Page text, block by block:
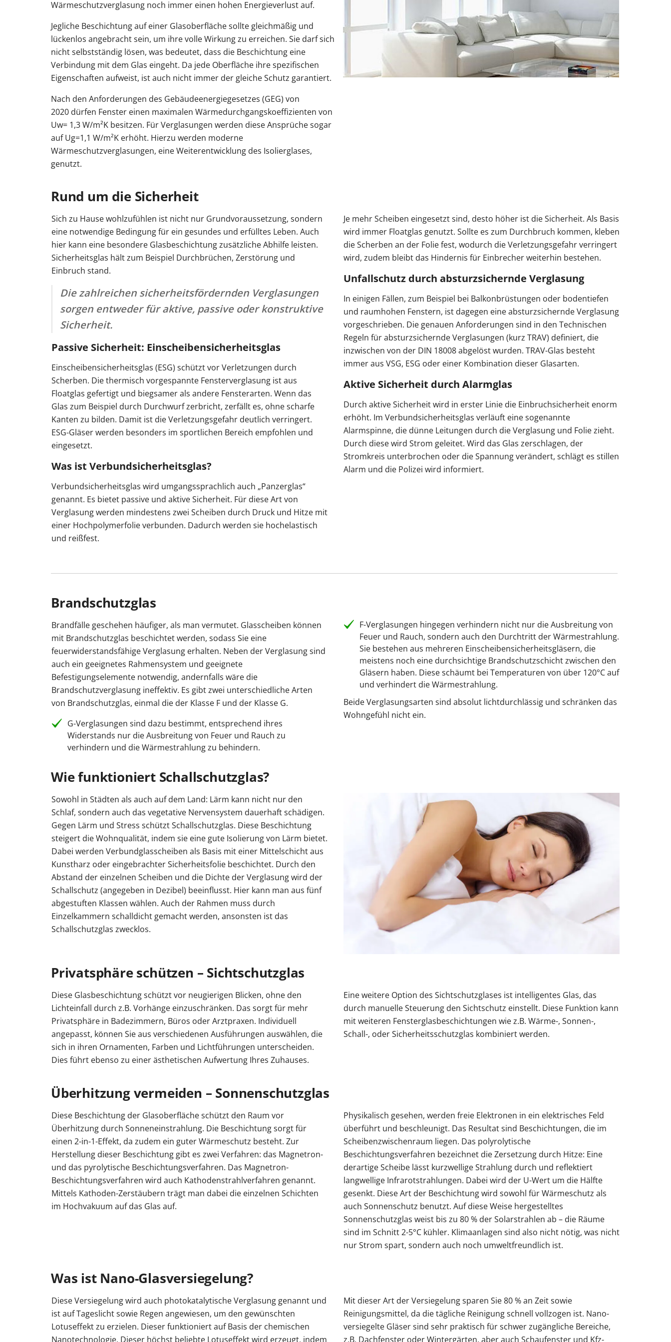
Wärmeschutzverglasung noch immer einen hohen Energieverlust auf.
Jegliche Beschichtung auf einer Glasoberfläche sollte gleichmäßig und
lückenlos angebracht sein, um ihre volle Wirkung zu erreichen. Sie darf sich
nicht selbstständig lösen, was bedeutet, dass die Beschichtung eine
Verbindung mit dem Glas eingeht. Da jede Oberfläche ihre spezifischen
Eigenschaften aufweist, ist auch nicht immer der gleiche Schutz garantiert.
Nach den Anforderungen des Gebäudeenergiegesetzes (GEG) von
2020 dürfen Fenster einen maximalen Wärmedurchgangskoeffizienten von
Uw= 1,3 W/m²K besitzen. Für Verglasungen werden diese Ansprüche sogar
auf Ug=1,1 W/m²K erhöht. Hierzu werden moderne
Wärmeschutzverglasungen, eine Weiterentwicklung des Isolierglases,
genutzt.
Rund um die Sicherheit
Sich zu Hause wohlzufühlen ist nicht nur Grundvoraussetzung, sondern
eine notwendige Bedingung für ein gesundes und erfülltes Leben. Auch
hier kann eine besondere Glasbeschichtung zusätzliche Abhilfe leisten.
Sicherheitsglas hält zum Beispiel Durchbrüchen, Zerstörung und
Einbruch stand.
Die zahlreichen sicherheitsfördernden Verglasungen
sorgen entweder für aktive, passive oder konstruktive
Sicherheit.
Passive Sicherheit: Einscheibensicherheitsglas
Einscheibensicherheitsglas (ESG) schützt vor Verletzungen durch
Scherben. Die thermisch vorgespannte Fensterverglasung ist aus
Floatglas gefertigt und biegsamer als andere Fensterarten. Wenn das
Glas zum Beispiel durch Durchwurf zerbricht, zerfällt es, ohne scharfe
Kanten zu bilden. Damit ist die Verletzungsgefahr deutlich verringert.
ESG-Gläser werden besonders im sportlichen Bereich empfohlen und
eingesetzt.
Was ist Verbundsicherheitsglas?
Verbundsicherheitsglas wird umgangssprachlich auch „Panzerglas“
genannt. Es bietet passive und aktive Sicherheit. Für diese Art von
Verglasung werden mindestens zwei Scheiben durch Druck und Hitze mit
einer Hochpolymerfolie verbunden. Dadurch werden sie hochelastisch
und reißfest.
Je mehr Scheiben eingesetzt sind, desto höher ist die Sicherheit. Als Basis
wird immer Floatglas genutzt. Sollte es zum Durchbruch kommen, kleben
die Scherben an der Folie fest, wodurch die Verletzungsgefahr verringert
wird, zudem bleibt das Hindernis für Einbrecher weiterhin bestehen.
Unfallschutz durch absturzsichernde Verglasung
In einigen Fällen, zum Beispiel bei Balkonbrüstungen oder bodentiefen
und raumhohen Fenstern, ist dagegen eine absturzsichernde Verglasung
vorgeschrieben. Die genauen Anforderungen sind in den Technischen
Regeln für absturzsichernde Verglasungen (kurz TRAV) definiert, die
inzwischen von der DIN 18008 abgelöst wurden. TRAV-Glas besteht
immer aus VSG, ESG oder einer Kombination dieser Glasarten.
Aktive Sicherheit durch Alarmglas
Durch aktive Sicherheit wird in erster Linie die Einbruchsicherheit enorm
erhöht. Im Verbundsicherheitsglas verläuft eine sogenannte
Alarmspinne, die dünne Leitungen durch die Verglasung und Folie zieht.
Durch diese wird Strom geleitet. Wird das Glas zerschlagen, der
Stromkreis unterbrochen oder die Spannung verändert, schlägt es stillen
Alarm und die Polizei wird informiert.
Brandschutzglas
Brandfälle geschehen häufiger, als man vermutet. Glasscheiben können
mit Brandschutzglas beschichtet werden, sodass Sie eine
feuerwiderstandsfähige Verglasung erhalten. Neben der Verglasung sind
auch ein geeignetes Rahmensystem und geeignete
Befestigungselemente notwendig, andernfalls wäre die
Brandschutzverglasung ineffektiv. Es gibt zwei unterschiedliche Arten
von Brandschutzglas, einmal die der Klasse F und der Klasse G.
G-Verglasungen sind dazu bestimmt, entsprechend ihres
Widerstands nur die Ausbreitung von Feuer und Rauch zu
verhindern und die Wärmestrahlung zu behindern.
F-Verglasungen hingegen verhindern nicht nur die Ausbreitung von
Feuer und Rauch, sondern auch den Durchtritt der Wärmestrahlung.
Sie bestehen aus mehreren Einscheibensicherheitsgläsern, die
meistens noch eine durchsichtige Brandschutzschicht zwischen den
Gläsern haben. Diese schäumt bei Temperaturen von über 120°C auf
und verhindert die Wärmestrahlung.
Beide Verglasungsarten sind absolut lichtdurchlässig und schränken das
Wohngefühl nicht ein.
Wie funktioniert Schallschutzglas?
Sowohl in Städten als auch auf dem Land: Lärm kann nicht nur den
Schlaf, sondern auch das vegetative Nervensystem dauerhaft schädigen.
Gegen Lärm und Stress schützt Schallschutzglas. Diese Beschichtung
steigert die Wohnqualität, indem sie eine gute Isolierung von Lärm bietet.
Dabei werden Verbundglasscheiben als Basis mit einer Mittelschicht aus
Kunstharz oder eingebrachter Sicherheitsfolie beschichtet. Durch den
Abstand der einzelnen Scheiben und die Dichte der Verglasung wird der
Schallschutz (angegeben in Dezibel) beeinflusst. Hier kann man aus fünf
abgestuften Klassen wählen. Auch der Rahmen muss durch
Einzelkammern schalldicht gemacht werden, ansonsten ist das
Schallschutzglas zwecklos.
Privatsphäre schützen – Sichtschutzglas
Diese Glasbeschichtung schützt vor neugierigen Blicken, ohne den
Lichteinfall durch z.B. Vorhänge einzuschränken. Das sorgt für mehr
Privatsphäre in Badezimmern, Büros oder Arztpraxen. Individuell
angepasst, können Sie aus verschiedenen Ausführungen auswählen, die
sich in ihren Ornamenten, Farben und Lichtführungen unterscheiden.
Dies führt ebenso zu einer ästhetischen Aufwertung Ihres Zuhauses.
Eine weitere Option des Sichtschutzglases ist intelligentes Glas, das
durch manuelle Steuerung den Sichtschutz einstellt. Diese Funktion kann
mit weiteren Fensterglasbeschichtungen wie z.B. Wärme-, Sonnen-,
Schall-, oder Sicherheitsschutzglas kombiniert werden.
Überhitzung vermeiden – Sonnenschutzglas
Diese Beschichtung der Glasoberfläche schützt den Raum vor
Überhitzung durch Sonneneinstrahlung. Die Beschichtung sorgt für
einen 2-in-1-Effekt, da zudem ein guter Wärmeschutz besteht. Zur
Herstellung dieser Beschichtung gibt es zwei Verfahren: das Magnetron-
und das pyrolytische Beschichtungsverfahren. Das Magnetron-
Beschichtungsverfahren wird auch Kathodenstrahlverfahren genannt.
Mittels Kathoden-Zerstäubern trägt man dabei die einzelnen Schichten
im Hochvakuum auf das Glas auf.
Physikalisch gesehen, werden freie Elektronen in ein elektrisches Feld
überführt und beschleunigt. Das Resultat sind Beschichtungen, die im
Scheibenzwischenraum liegen. Das polyrolytische
Beschichtungsverfahren bezeichnet die Zersetzung durch Hitze: Eine
derartige Scheibe lässt kurzwellige Strahlung durch und reflektiert
langwellige Infrarotstrahlungen. Dabei wird der U-Wert um die Hälfte
gesenkt. Diese Art der Beschichtung wird sowohl für Wärmeschutz als
auch Sonnenschutz benutzt. Auf diese Weise hergestelltes
Sonnenschutzglas weist bis zu 80 % der Solarstrahlen ab – die Räume
sind im Schnitt 2-5°C kühler. Klimaanlagen sind also nicht nötig, was nicht
nur Strom spart, sondern auch noch umweltfreundlich ist.
Was ist Nano-Glasversiegelung?
Diese Versiegelung wird auch photokatalytische Verglasung genannt und
ist auf Tageslicht sowie Regen angewiesen, um den gewünschten
Lotuseffekt zu erzielen. Dieser funktioniert auf Basis der chemischen
Nanotechnologie. Dieser höchst beliebte Lotuseffekt wird erzeugt, indem
Mit dieser Art der Versiegelung sparen Sie 80 % an Zeit sowie
Reinigungsmittel, da die tägliche Reinigung schnell vollzogen ist. Nano-
versiegelte Gläser sind sehr praktisch für schwer zugängliche Bereiche,
z.B. Dachfenster oder Wintergärten, aber auch Schaufenster und Kfz-